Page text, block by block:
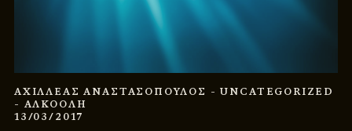
ΑΧΙΛΛΕΑΣ ΑΝΑΣΤΑΣΟΠΟΥΛΟΣ - UNCATEGORIZED
- ΑΛΚΟΟΛΗ
13/03/2017